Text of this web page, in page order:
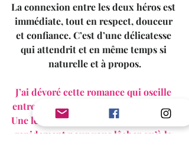
La connexion entre les deux héros est
immédiate, tout en respect, douceur
et confiance. C’est d’une délicatesse
qui attendrit et en même temps si
naturelle et à propos.
J’ai dévoré cette romance qui oscille
entre la dark et la romantic suspense.
Une lecture qui vous prend aux tripes
rapidement pour vous lâcher qu’à la